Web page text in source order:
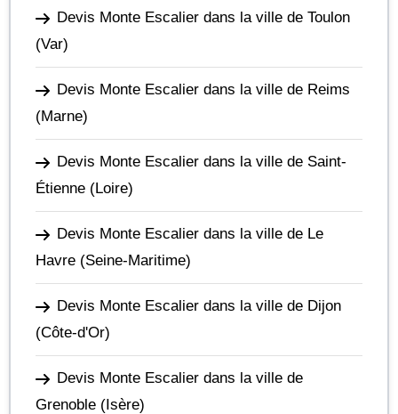
Devis Monte Escalier dans la ville de Toulon
(Var)
Devis Monte Escalier dans la ville de Reims
(Marne)
Devis Monte Escalier dans la ville de Saint-
Étienne (Loire)
Devis Monte Escalier dans la ville de Le
Havre (Seine-Maritime)
Devis Monte Escalier dans la ville de Dijon
(Côte-d'Or)
Devis Monte Escalier dans la ville de
Grenoble (Isère)